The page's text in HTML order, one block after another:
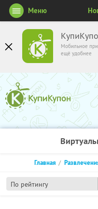
Мобильное
ещё удобнее
Меню
По рейтингу
Главная